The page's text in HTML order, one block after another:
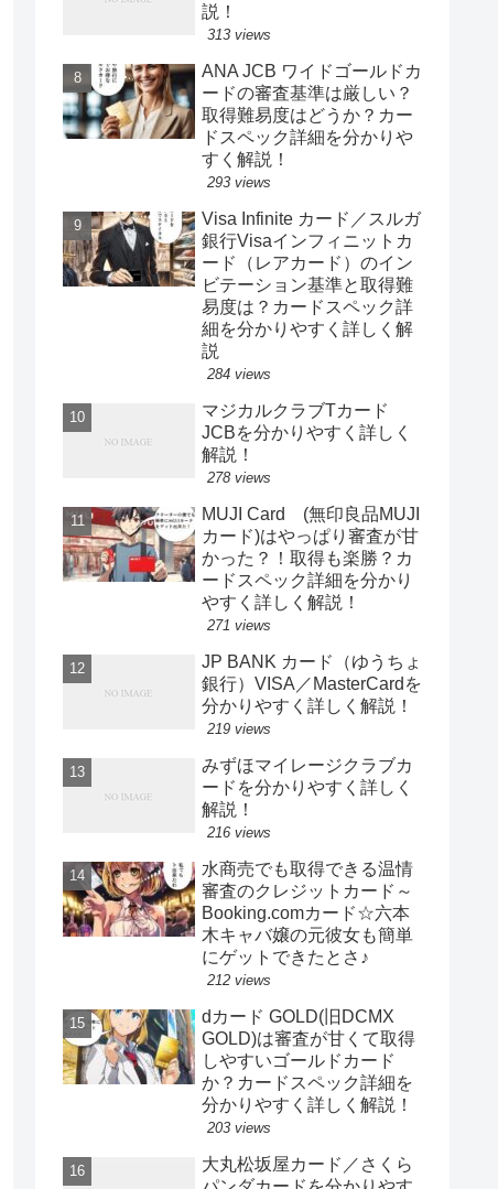
説！
313 views
ANA JCB ワイドゴールドカ
ードの審査基準は厳しい？
取得難易度はどうか？カー
ドスペック詳細を分かりや
すく解説！
293 views
Visa Infinite カード／スルガ
銀行Visaインフィニットカ
ード（レアカード）のイン
ビテーション基準と取得難
易度は？カードスペック詳
細を分かりやすく詳しく解
説
284 views
マジカルクラブTカード
JCBを分かりやすく詳しく
解説！
278 views
MUJI Card (無印良品MUJI
カード)はやっぱり審査が甘
かった？！取得も楽勝？カ
ードスペック詳細を分かり
やすく詳しく解説！
271 views
JP BANK カード（ゆうちょ
銀行）VISA／MasterCardを
分かりやすく詳しく解説！
219 views
みずほマイレージクラブカ
ードを分かりやすく詳しく
解説！
216 views
水商売でも取得できる温情
審査のクレジットカード～
Booking.comカード☆六本
木キャバ嬢の元彼女も簡単
にゲットできたとさ♪
212 views
dカード GOLD(旧DCMX
GOLD)は審査が甘くて取得
しやすいゴールドカード
か？カードスペック詳細を
分かりやすく詳しく解説！
203 views
大丸松坂屋カード／さくら